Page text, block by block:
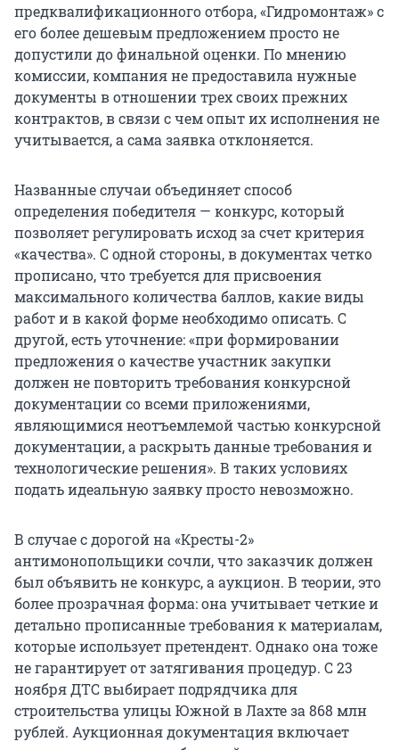
предквалификационного отбора, «Гидромонтаж» с
его более дешевым предложением просто не
допустили до финальной оценки. По мнению
комиссии, компания не предоставила нужные
документы в отношении трех своих прежних
контрактов, в связи с чем опыт их исполнения не
учитывается, а сама заявка отклоняется.
Названные случаи объединяет способ
определения победителя — конкурс, который
позволяет регулировать исход за счет критерия
«качества». С одной стороны, в документах четко
прописано, что требуется для присвоения
максимального количества баллов, какие виды
работ и в какой форме необходимо описать. С
другой, есть уточнение: «при формировании
предложения о качестве участник закупки
должен не повторить требования конкурсной
документации со всеми приложениями,
являющимися неотъемлемой частью конкурсной
документации, а раскрыть данные требования и
технологические решения». В таких условиях
подать идеальную заявку просто невозможно.
В случае с дорогой на «Кресты-2»
антимонопольщики сочли, что заказчик должен
был объявить не конкурс, а аукцион. В теории, это
более прозрачная форма: она учитывает четкие и
детально прописанные требования к материалам,
которые использует претендент. Однако она тоже
не гарантирует от затягивания процедур. С 23
ноября ДТС выбирает подрядчика для
строительства улицы Южной в Лахте за 868 млн
рублей. Аукционная документация включает